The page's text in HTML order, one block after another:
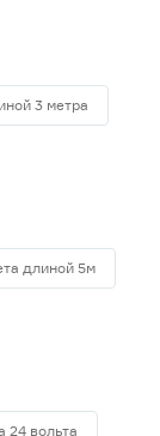
3 метра
длиной 5м
24 вольта